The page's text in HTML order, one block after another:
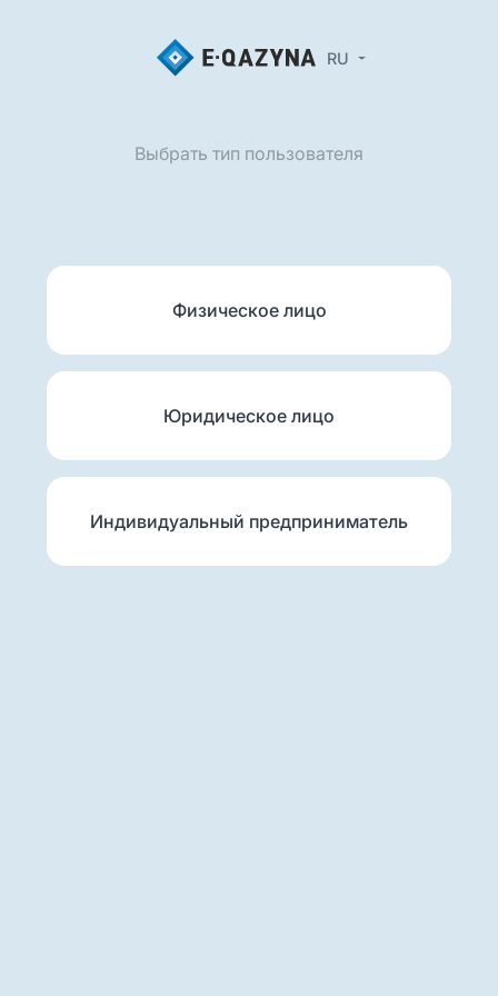
RU
Выбрать тип пользователя
Физическое лицо
Юридическое лицо
Индивидуальный предприниматель